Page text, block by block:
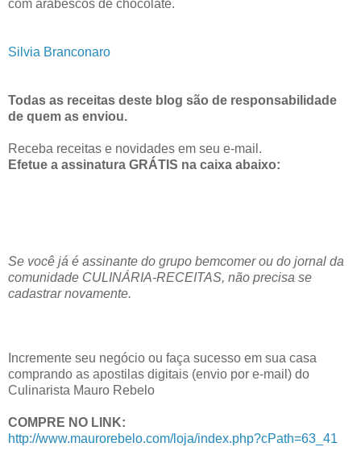
com arabescos de chocolate.
Silvia Branconaro
Todas as receitas deste blog são de responsabilidade
de quem as enviou.
Receba receitas e novidades em seu e-mail.
Efetue a assinatura GRÁTIS na caixa abaixo:
Se você já é assinante do grupo bemcomer ou do jornal da
comunidade CULINÁRIA-RECEITAS, não precisa se
cadastrar novamente.
Incremente seu negócio ou faça sucesso em sua casa
comprando as apostilas digitais (envio por e-mail) do
Culinarista Mauro Rebelo
COMPRE NO LINK:
http://www.maurorebelo.com/loja/index.php?cPath=63_41